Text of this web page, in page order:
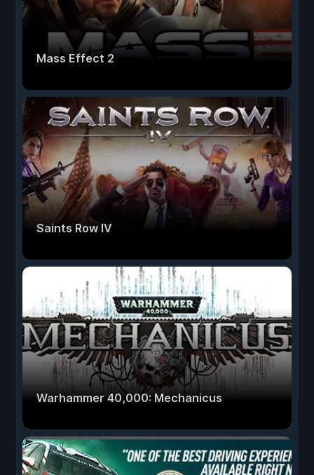
Mass Effect 2
Saints Row IV
Warhammer 40,000: Mechanicus